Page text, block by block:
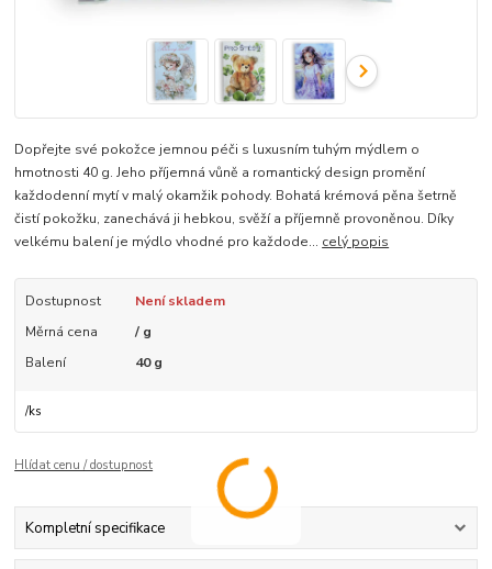
Dopřejte své pokožce jemnou péči s luxusním tuhým mýdlem o
hmotnosti 40 g. Jeho příjemná vůně a romantický design promění
každodenní mytí v malý okamžik pohody. Bohatá krémová pěna šetrně
čistí pokožku, zanechává ji hebkou, svěží a příjemně provoněnou. Díky
velkému balení je mýdlo vhodné pro každode... celý popis
Dostupnost
Není skladem
Měrná cena
/ g
Balení
40 g
/ks
Hlídat cenu / dostupnost
Kompletní specifikace